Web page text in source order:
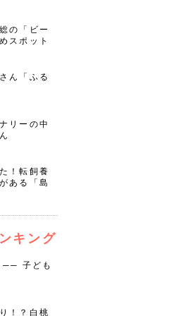
の「ビー
スポット
ん「ふる
リーの中
！転飼養
ある「島
キング
── 子ども
！？白桃